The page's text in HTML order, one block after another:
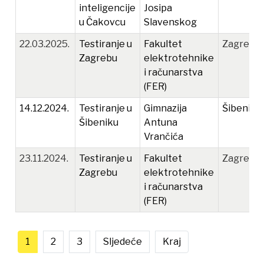
inteligencije
u Čakovcu
Josipa
Slavenskog
22.03.2025.
Testiranje u
Zagrebu
Fakultet
elektrotehnike
i računarstva
(FER)
Zagreb
14.12.2024.
Testiranje u
Šibeniku
Gimnazija
Antuna
Vrančića
Šibenik
23.11.2024.
Testiranje u
Zagrebu
Fakultet
elektrotehnike
i računarstva
(FER)
Zagreb
1 2 3 Sljedeće Kraj